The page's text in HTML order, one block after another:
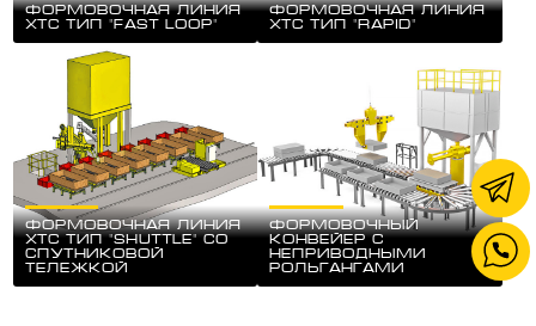
Формовочная Линия
ХТС тип "FAST LOOP"
Формовочная Линия
ХТС тип "RAPID"
Формовочная Линия
ХТС тип "SHUTTLE" со
спутниковой
тележкой
Формовочный
конвейер с
неприводными
рольгангами